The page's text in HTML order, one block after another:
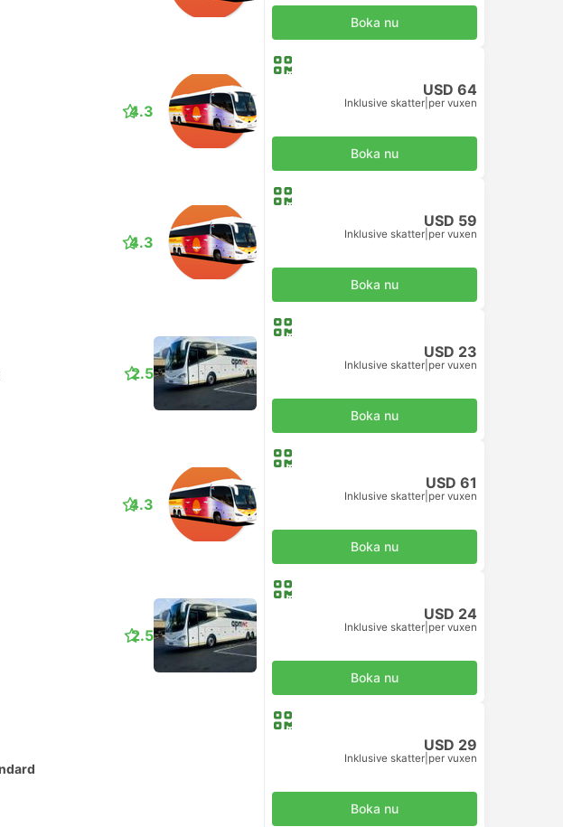
Boka nu
4.3
USD 64
Inklusive skatter per vuxen
Boka nu
4.3
USD 59
Inklusive skatter per vuxen
Boka nu
2.5
USD 23
Inklusive skatter per vuxen
Boka nu
4.3
USD 61
Inklusive skatter per vuxen
Boka nu
2.5
USD 24
Inklusive skatter per vuxen
Boka nu
USD 29
Inklusive skatter per vuxen
Boka nu